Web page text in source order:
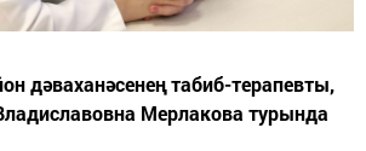
дәваханәсенең табиб-терапевты,
Мерлакова турында